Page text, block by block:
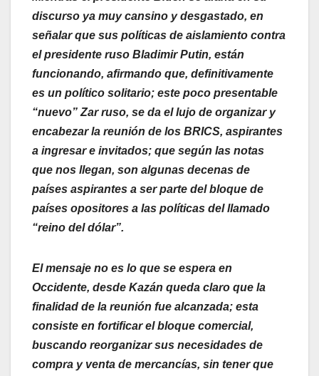
discurso ya muy cansino y desgastado, en
señalar que sus políticas de aislamiento contra
el presidente ruso Bladimir Putin, están
funcionando, afirmando que, definitivamente
es un político solitario; este poco presentable
“nuevo” Zar ruso, se da el lujo de organizar y
encabezar la reunión de los BRICS, aspirantes
a ingresar e invitados; que según las notas
que nos llegan, son algunas decenas de
países aspirantes a ser parte del bloque de
países opositores a las políticas del llamado
“reino del dólar”.
El mensaje no es lo que se espera en
Occidente, desde Kazán queda claro que la
finalidad de la reunión fue alcanzada; esta
consiste en fortificar el bloque comercial,
buscando reorganizar sus necesidades de
compra y venta de mercancías, sin tener que